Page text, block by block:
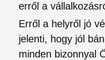
erről a
Erről a helyről jó
jelenti, hogy jól
minden bizonnyal